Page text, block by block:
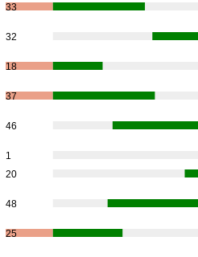
33
32
18
37
46
1
20
48
25